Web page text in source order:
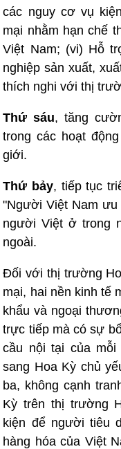
các nguy cơ vụ
mại nhằm hạn chế
Việt Nam; (vi) Hỗ
nghiệp sản xuất,
thích nghi với thị
Thứ sáu, tăng
trong các hoạt
giới.
Thứ bảy, tiếp tục
"Người Việt Nam ưu
người Việt ở trong
ngoài.
Đối với thị trường
mại, hai nền kinh tế
khẩu và ngoại
trực tiếp mà có sự
cầu nội tại của
sang Hoa Kỳ chủ
ba, không cạnh
Kỳ trên thị trường
kiện để người tiêu
hàng hóa của Việt